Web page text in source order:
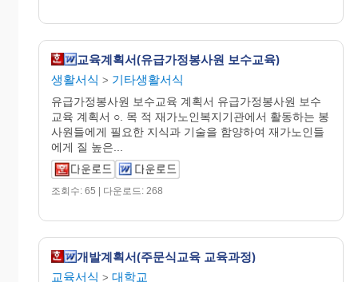
교육계획서(유급가정봉사원 보수교육)
생활서식 > 기타생활서식
유급가정봉사원 보수교육 계획서 유급가정봉사원 보수
교육 계획서 ○. 목 적 재가노인복지기관에서 활동하는 봉
사원들에게 필요한 지식과 기술을 함양하여 재가노인들
에게 질 높은...
조회수: 65 | 다운로드: 268
개발계획서(주문식교육 교육과정)
교육서식 > 대학교